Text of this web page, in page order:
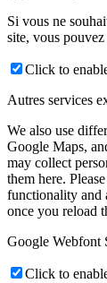
Si vous ne
site, vous
Click to
Autres services
We also use
Google Maps,
may collect
them here.
functionality and
once you reload
Google Webfont
Click to